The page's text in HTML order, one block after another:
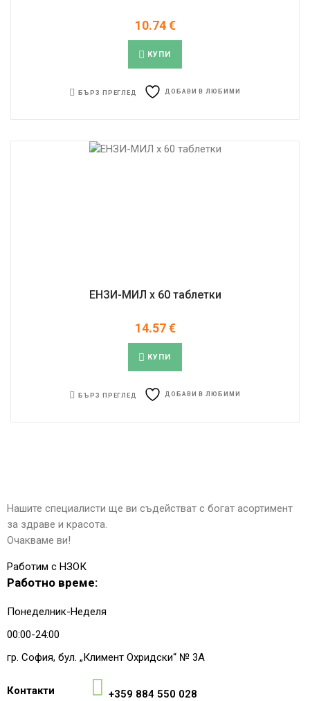
10.74€
КУПИ
БЪРЗ ПРЕГЛЕД ДОБАВИ В ЛЮБИМИ
ЕНЗИ-МИЛ х 60 таблетки
14.57€
КУПИ
БЪРЗ ПРЕГЛЕД ДОБАВИ В ЛЮБИМИ
Нашите специалисти ще ви съдействат с богат асортимент
за здраве и красота.
Очакваме ви!
Работим с НЗОК
Работно време:
Понеделник-Неделя
00:00-24:00
гр. София, бул. „Климент Охридски“ № 3A
Контакти +359 884 550 028